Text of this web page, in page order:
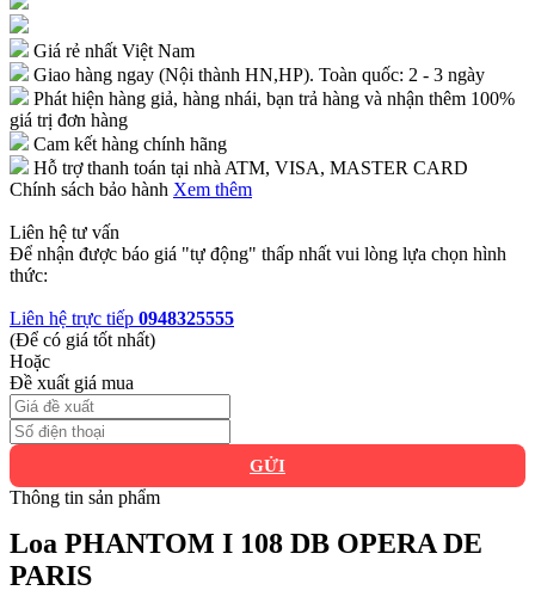
Giá rẻ nhất Việt Nam
Giao hàng ngay (Nội thành HN,HP). Toàn quốc: 2 - 3 ngày
Phát hiện hàng giả, hàng nhái, bạn trả hàng và nhận thêm 100%
giá trị đơn hàng
Cam kết hàng chính hãng
Hỗ trợ thanh toán tại nhà ATM, VISA, MASTER CARD
Chính sách bảo hành Xem thêm
Liên hệ tư vấn
Để nhận được báo giá "tự động" thấp nhất vui lòng lựa chọn hình
thức:
Liên hệ trực tiếp 0948325555
(Để có giá tốt nhất)
Hoặc
Đề xuất giá mua
GỬI
Thông tin sản phẩm
Loa PHANTOM I 108 DB OPERA DE
PARIS